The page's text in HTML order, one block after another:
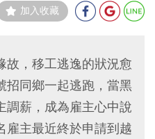
加入收藏
故，移工逃逸的狀況愈
招同鄉一起逃跑，當黑
調薪，成為雇主心中說
雇主最近終於申請到越